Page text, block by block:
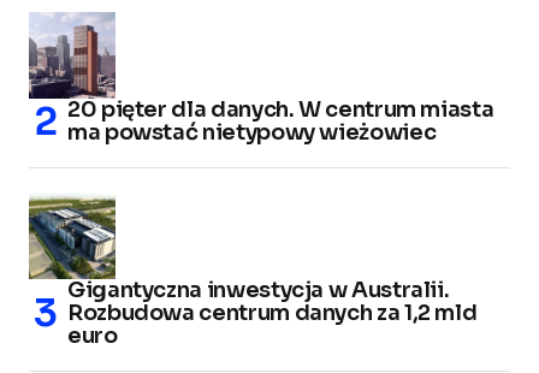
20 pięter dla danych. W centrum miasta
ma powstać nietypowy wieżowiec
Gigantyczna inwestycja w Australii.
Rozbudowa centrum danych za 1,2 mld
euro